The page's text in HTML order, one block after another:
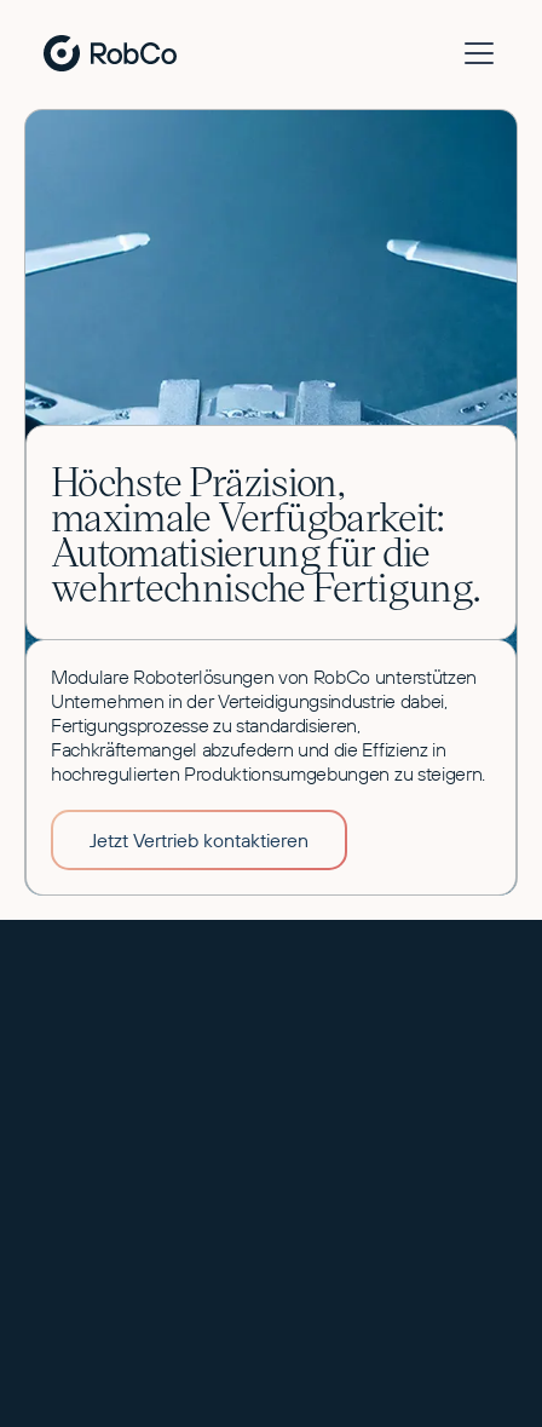
Höchste Präzision,
maximale Verfügbarkeit:
Automatisierung für die
wehrtechnische Fertigung.
Modulare Roboterlösungen von RobCo unterstützen
Unternehmen in der Verteidigungsindustrie dabei,
Fertigungsprozesse zu standardisieren,
Fachkräftemangel abzufedern und die Effizienz in
hochregulierten Produktionsumgebungen zu steigern.
Jetzt Vertrieb kontaktieren